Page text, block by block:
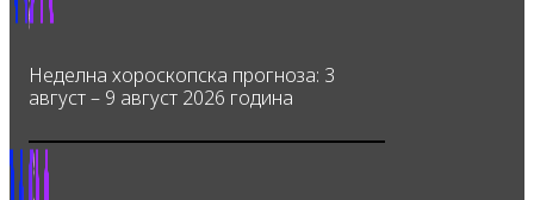
Неделна хороскопска прогноза: 3
август – 9 август 2026 година